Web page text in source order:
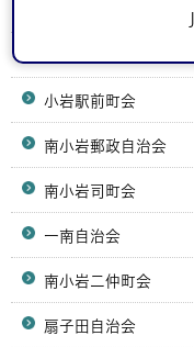
小岩駅前町会
南小岩郵政自治会
南小岩司町会
一南自治会
南小岩二仲町会
扇子田自治会